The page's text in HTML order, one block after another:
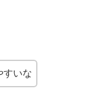
すいな